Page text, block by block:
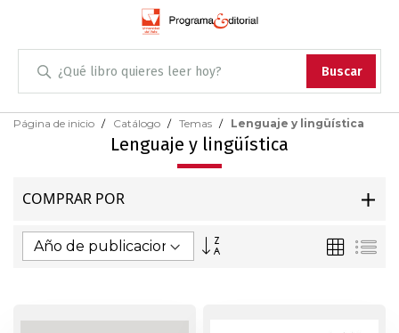
Buscar
Administración
Antropología
Arquitectura
Arte
Skip
Página de inicio Catálogo Temas Lenguaje y lingüística
Lenguaje y lingüística
COMPRAR POR
Dirección
Parrilla